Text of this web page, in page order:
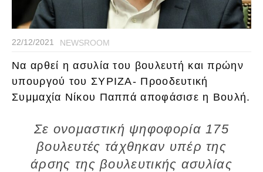
22/12/2021 NEWSROOM
Να αρθεί η ασυλία του βουλευτή και πρώην
υπουργού του ΣΥΡΙΖΑ- Προοδευτική
Συμμαχία Νίκου Παππά αποφάσισε η Βουλή.
Σε ονομαστική ψηφοφορία 175
βουλευτές τάχθηκαν υπέρ της
άρσης της βουλευτικής ασυλίας